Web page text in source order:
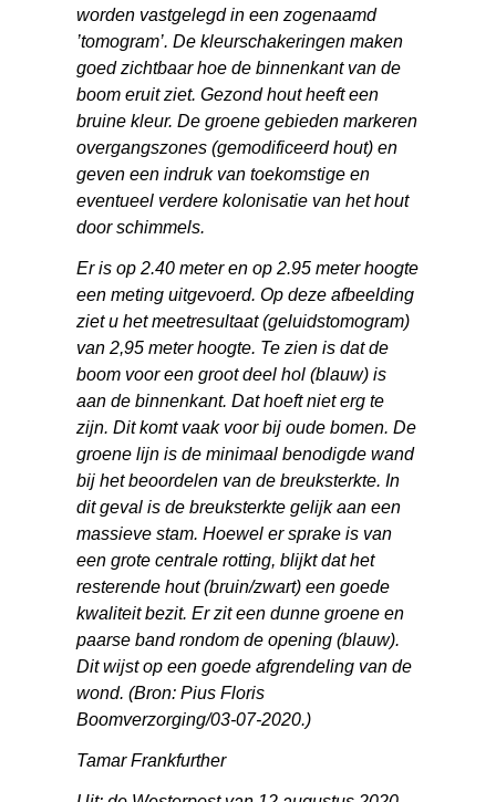
worden vastgelegd in een zogenaamd
’tomogram’. De kleurschakeringen maken
goed zichtbaar hoe de binnenkant van de
boom eruit ziet. Gezond hout heeft een
bruine kleur. De groene gebieden markeren
overgangszones (gemodificeerd hout) en
geven een indruk van toekomstige en
eventueel verdere kolonisatie van het hout
door schimmels.
Er is op 2.40 meter en op 2.95 meter hoogte
een meting uitgevoerd. Op deze afbeelding
ziet u het meetresultaat (geluidstomogram)
van 2,95 meter hoogte. Te zien is dat de
boom voor een groot deel hol (blauw) is
aan de binnenkant. Dat hoeft niet erg te
zijn. Dit komt vaak voor bij oude bomen. De
groene lijn is de minimaal benodigde wand
bij het beoordelen van de breuksterkte. In
dit geval is de breuksterkte gelijk aan een
massieve stam. Hoewel er sprake is van
een grote centrale rotting, blijkt dat het
resterende hout (bruin/zwart) een goede
kwaliteit bezit. Er zit een dunne groene en
paarse band rondom de opening (blauw).
Dit wijst op een goede afgrendeling van de
wond. (Bron: Pius Floris
Boomverzorging/03-07-2020.)
Tamar Frankfurther